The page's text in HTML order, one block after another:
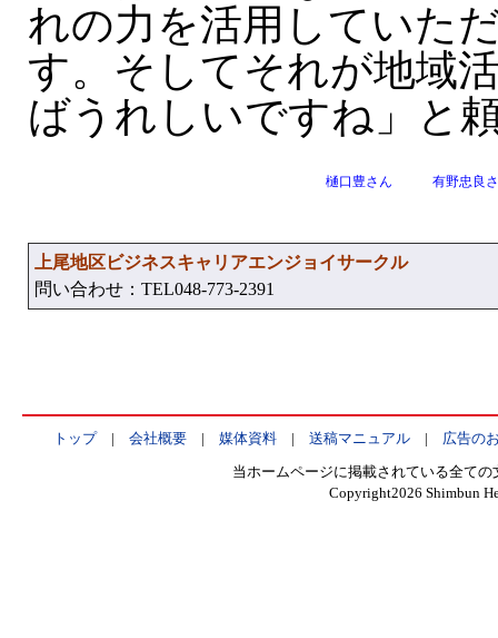
れの力を活用していた
す。そしてそれが地域
ばうれしいですね」と
樋口豊さん 有野忠良
上尾地区ビジネスキャリアエンジョイサークル
問い合わせ：TEL048-773-2391
トップ| 会社概要| 媒体資料| 送稿マニュアル| 広告の
当ホームページに掲載されている全て
Copyright2026 Shimbun